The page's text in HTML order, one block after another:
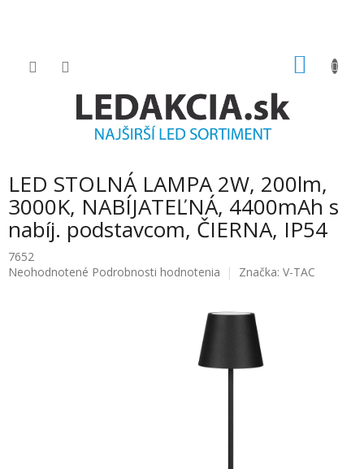
LED STOLNÁ LAMPA 2W, 200lm,
3000K, NABÍJATEĽNÁ, 4400mAh s
nabíj. podstavcom, ČIERNA, IP54
7652
Priemerné
Neohodnotené Podrobnosti hodnotenia Značka: V-TAC